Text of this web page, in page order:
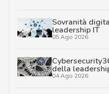
Sovranità
leadership IT
05 Ago 2026
della
04 Ago 2026